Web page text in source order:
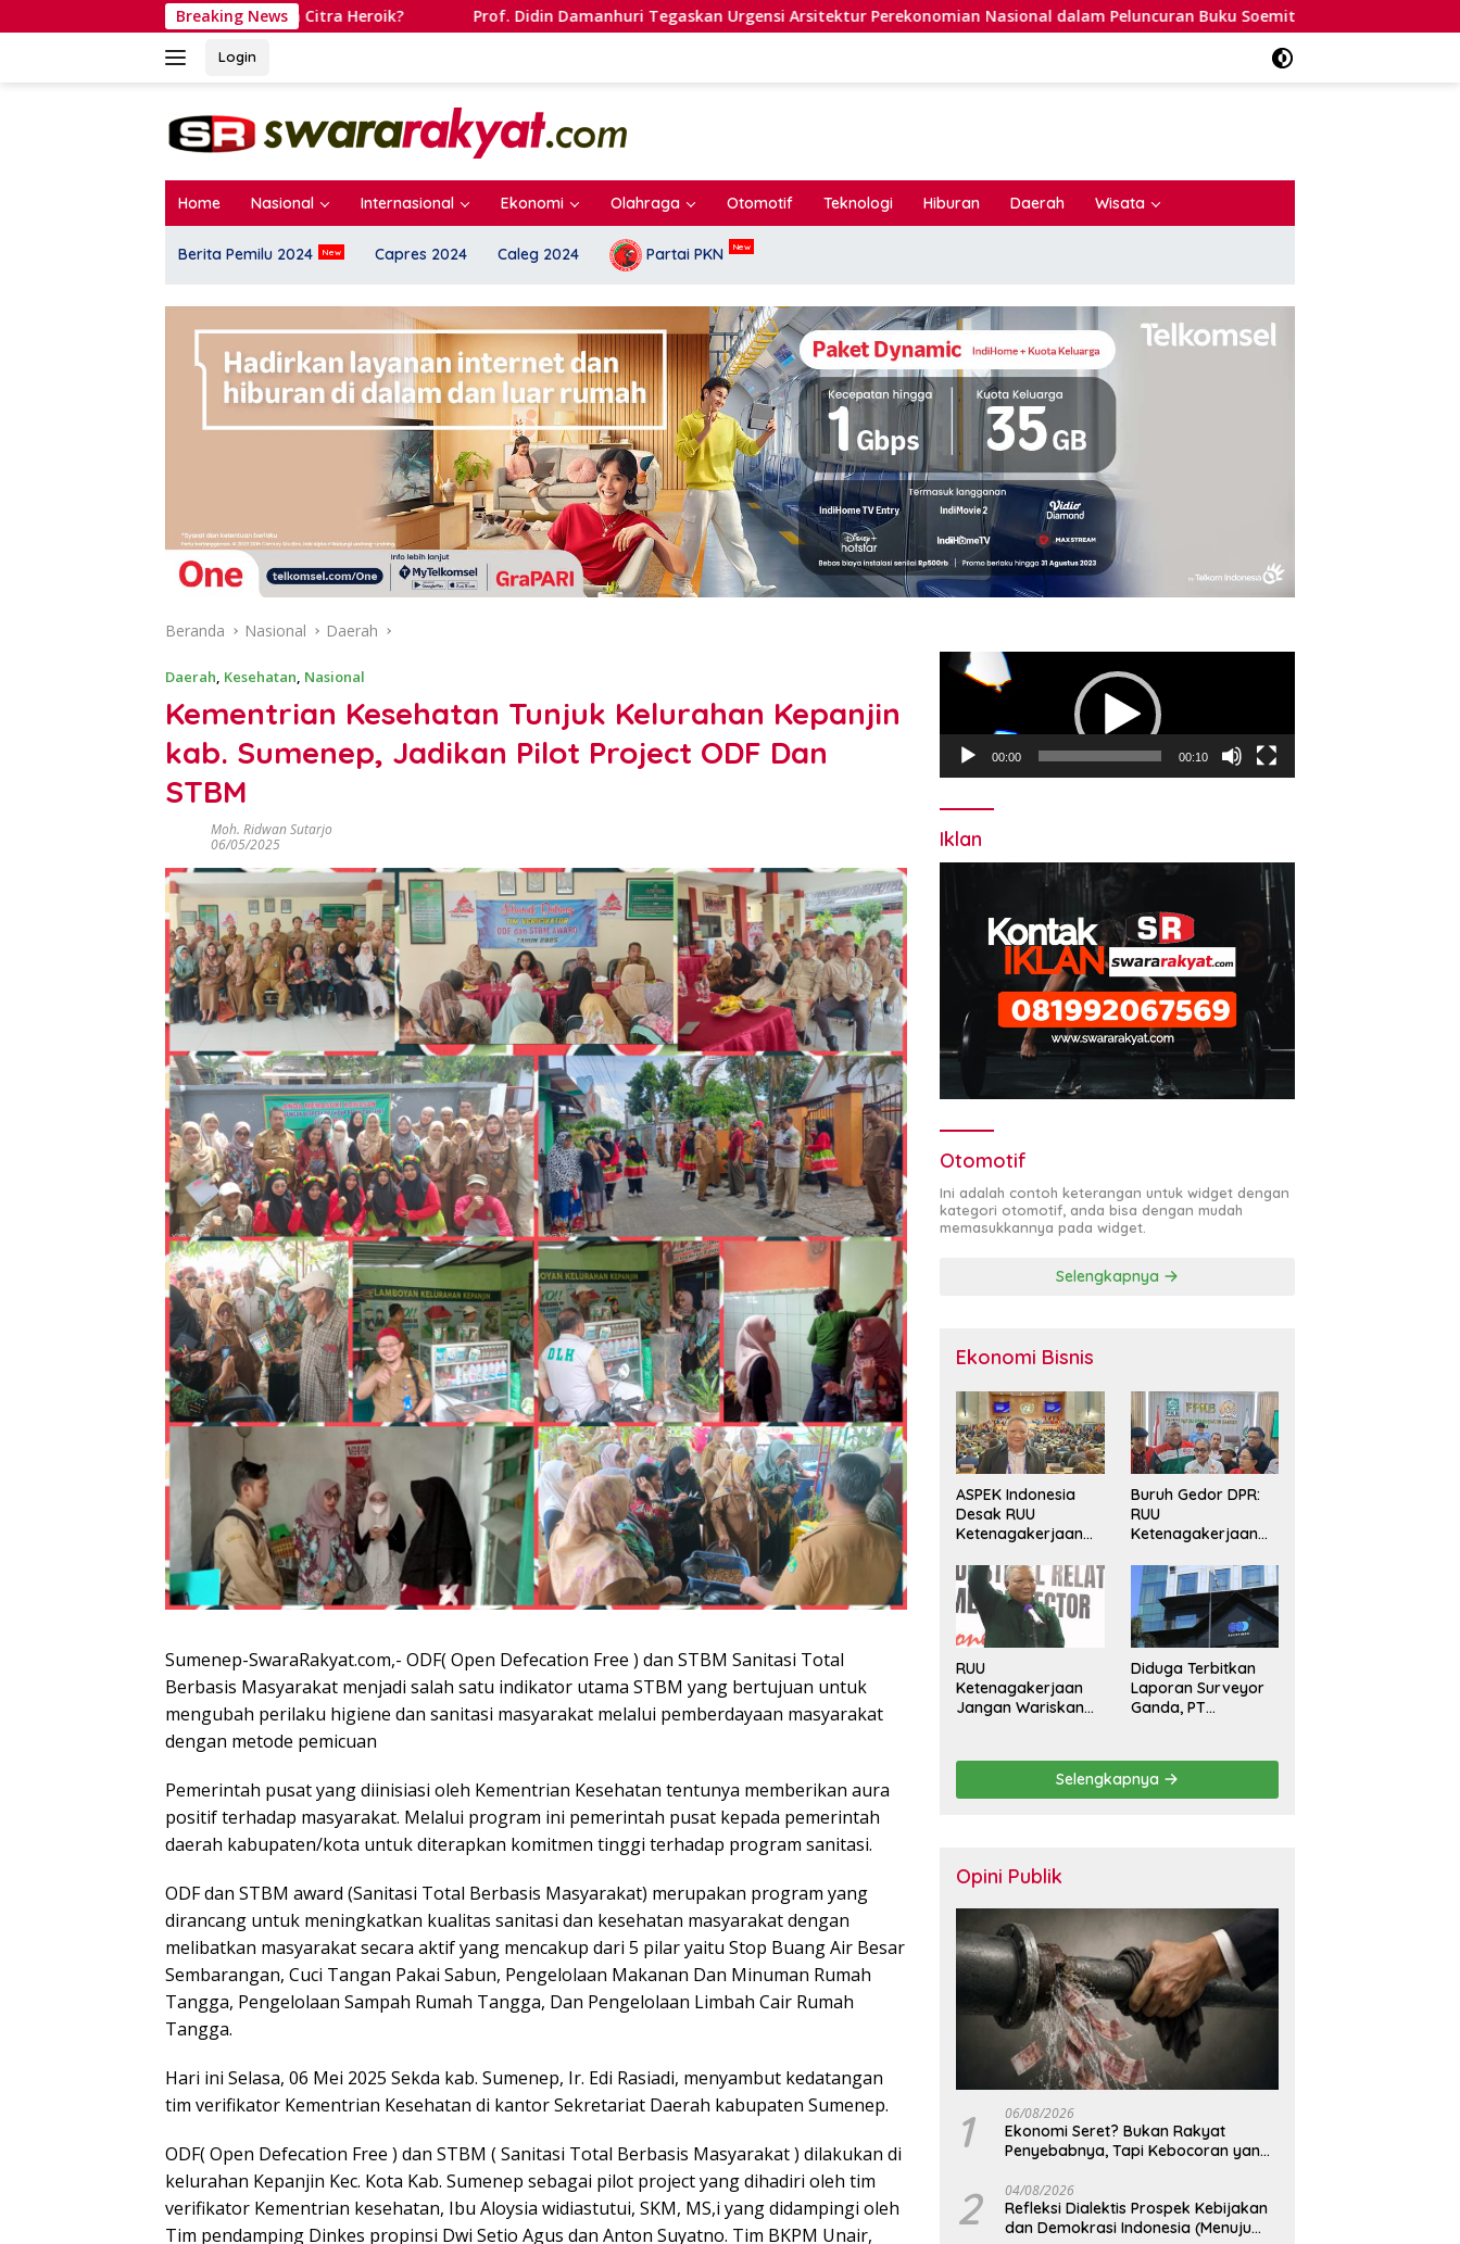
ke
Breaking News
Bangun Citra Heroik? Prof. Didin Damanhuri Tegaskan Urgensi Arsitektur Perekonomian Nasional dalam Peluncuran Buku Soemitro dan Simposium Nasional
Login
Home Nasional Internasional Ekonomi Olahraga Otomotif Teknologi Hiburan Daerah Wisata
Berita Pemilu 2024 Capres 2024 Caleg 2024 Partai PKN
Beranda Nasional Daerah
Daerah, Kesehatan, Nasional
Kementrian Kesehatan Tunjuk Kelurahan Kepanjin
kab. Sumenep, Jadikan Pilot Project ODF Dan
STBM
Moh. Ridwan Sutarjo
06/05/2025
Sumenep-SwaraRakyat.com,- ODF( Open Defecation Free ) dan STBM Sanitasi Total
Berbasis Masyarakat menjadi salah satu indikator utama STBM yang bertujuan untuk
mengubah perilaku higiene dan sanitasi masyarakat melalui pemberdayaan masyarakat
dengan metode pemicuan
Pemerintah pusat yang diinisiasi oleh Kementrian Kesehatan tentunya memberikan aura
positif terhadap masyarakat. Melalui program ini pemerintah pusat kepada pemerintah
daerah kabupaten/kota untuk diterapkan komitmen tinggi terhadap program sanitasi.
ODF dan STBM award (Sanitasi Total Berbasis Masyarakat) merupakan program yang
dirancang untuk meningkatkan kualitas sanitasi dan kesehatan masyarakat dengan
melibatkan masyarakat secara aktif yang mencakup dari 5 pilar yaitu Stop Buang Air Besar
Sembarangan, Cuci Tangan Pakai Sabun, Pengelolaan Makanan Dan Minuman Rumah
Tangga, Pengelolaan Sampah Rumah Tangga, Dan Pengelolaan Limbah Cair Rumah
Tangga.
Hari ini Selasa, 06 Mei 2025 Sekda kab. Sumenep, Ir. Edi Rasiadi, menyambut kedatangan
tim verifikator Kementrian Kesehatan di kantor Sekretariat Daerah kabupaten Sumenep.
ODF( Open Defecation Free ) dan STBM ( Sanitasi Total Berbasis Masyarakat ) dilakukan di
kelurahan Kepanjin Kec. Kota Kab. Sumenep sebagai pilot project yang dihadiri oleh tim
verifikator Kementrian kesehatan, Ibu Aloysia widiastutui, SKM, MS,i yang didampingi oleh
Tim pendamping Dinkes propinsi Dwi Setio Agus dan Anton Suyatno. Tim BKPM Unair,
Pemutar
Video
00:00 00:10
Iklan
Otomotif
Ini adalah contoh keterangan untuk widget dengan
kategori otomotif, anda bisa dengan mudah
memasukkannya pada widget.
Selengkapnya
Ekonomi Bisnis
ASPEK Indonesia
Desak RUU
Ketenagakerjaan
Perlindungan
Pekerja dan Jamin
Hak Pesangon
Buruh Gedor DPR:
RUU
Ketenagakerjaan
Kontrak Maksimal
Setahun dan
Pulihkan Upah
Berbasis KHL
RUU
Ketenagakerjaan
Jangan Wariskan
Hidup
Diduga Terbitkan
Laporan Surveyor
Ganda, PT
Desakan Copot
Total Direksi dan
Selengkapnya
Opini Publik
1 06/08/2026
Ekonomi Seret? Bukan Rakyat
Penyebabnya, Tapi Kebocoran yang
2 04/08/2026
Refleksi Dialektis Prospek Kebijakan
dan Demokrasi Indonesia (Menuju